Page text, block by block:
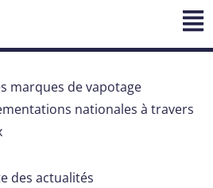
marques de vapotage
nationales à travers
des actualités